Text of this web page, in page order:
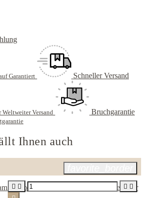
Garantiert Schneller Versand
Versand Bruchgarantie
Ihnen auch
   